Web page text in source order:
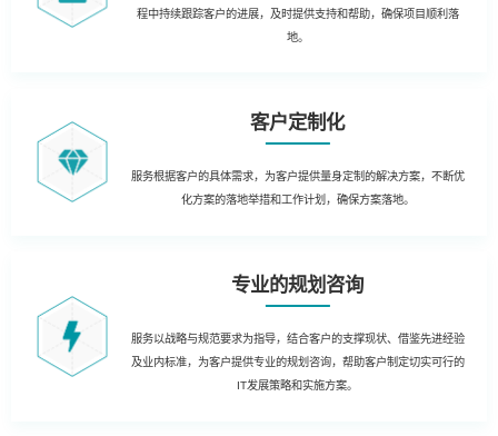
程中持续跟踪客户的进展，及时提供支持和帮助，确保项目顺利落
地。
客户定制化
服务根据客户的具体需求，为客户提供量身定制的解决方案，不断优
化方案的落地举措和工作计划，确保方案落地。
专业的规划咨询
服务以战略与规范要求为指导，结合客户的支撑现状、借鉴先进经验
及业内标准，为客户提供专业的规划咨询，帮助客户制定切实可行的
IT发展策略和实施方案。